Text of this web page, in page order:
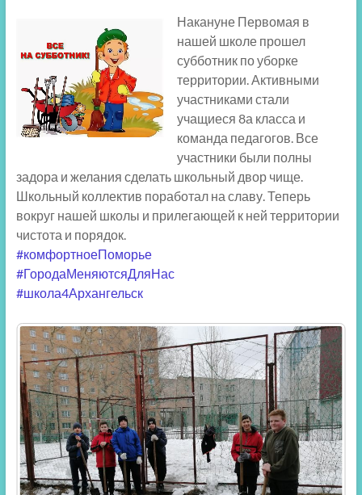
Накануне Первомая в
нашей школе прошел
субботник по уборке
территории. Активными
участниками стали
учащиеся 8а класса и
команда педагогов. Все
участники были полны
задора и желания сделать школьный двор чище.
Школьный коллектив поработал на славу. Теперь
вокруг нашей школы и прилегающей к ней территории
чистота и порядок.
#комфортноеПоморье
#ГородаМеняютсяДляНас
#школа4Архангельск